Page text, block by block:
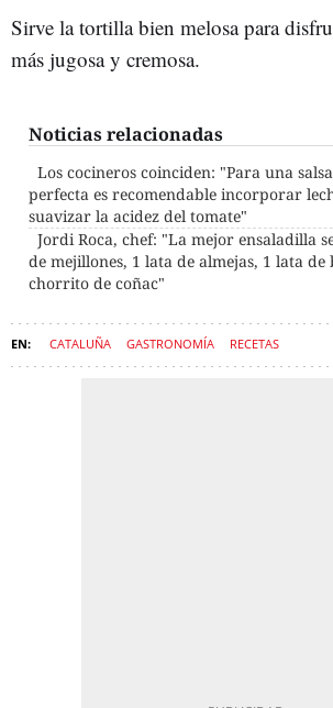
Sirve la tortilla bien melosa para
más jugosa y cremosa.
Noticias relacionadas
Los cocineros coinciden: "Para una
perfecta es recomendable incorporar
suavizar la acidez del tomate"
Jordi Roca, chef: "La mejor ensaladilla
de mejillones, 1 lata de almejas, 1 lata de
chorrito de coñac"
CATALUÑA GASTRONOMÍA RECETAS